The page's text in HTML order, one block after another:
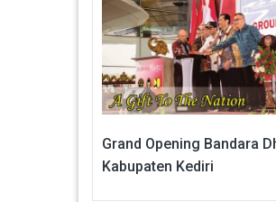
Grand Opening Bandara
Kabupaten Kediri